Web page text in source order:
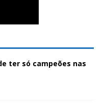
ter só campeões nas